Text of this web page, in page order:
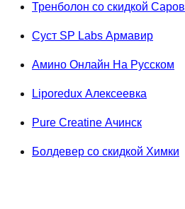
Тренболон со скидкой Саров
Суст SP Labs Армавир
Амино Онлайн На Русском
Liporedux Алексеевка
Pure Creatine Ачинск
Болдевер со скидкой Химки